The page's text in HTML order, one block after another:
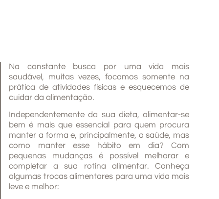
Na constante busca por uma vida mais
saudável, muitas vezes, focamos somente na
prática de atividades físicas e esquecemos de
cuidar da alimentação.
Independentemente da sua dieta, alimentar-se
bem é mais que essencial para quem procura
manter a forma e, principalmente, a saúde, mas
como manter esse hábito em dia? Com
pequenas mudanças é possível melhorar e
completar a sua rotina alimentar. Conheça
algumas trocas alimentares para uma vida mais
leve e melhor: